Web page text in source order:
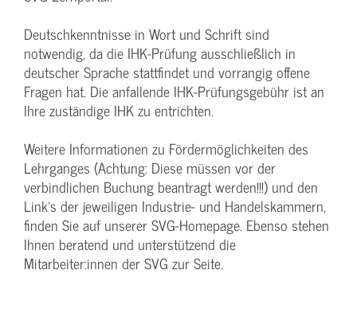
Deutschkenntnisse in Wort und Schrift sind
notwendig, da die IHK-Prüfung ausschließlich in
deutscher Sprache stattfindet und vorrangig offene
Fragen hat. Die anfallende IHK-Prüfungsgebühr ist an
Ihre zuständige IHK zu entrichten.
Weitere Informationen zu Fördermöglichkeiten des
Lehrganges (Achtung: Diese müssen vor der
verbindlichen Buchung beantragt werden!!!) und den
Link's der jeweiligen Industrie- und Handelskammern,
finden Sie auf unserer SVG-Homepage. Ebenso stehen
Ihnen beratend und unterstützend die
Mitarbeiter:innen der SVG zur Seite.